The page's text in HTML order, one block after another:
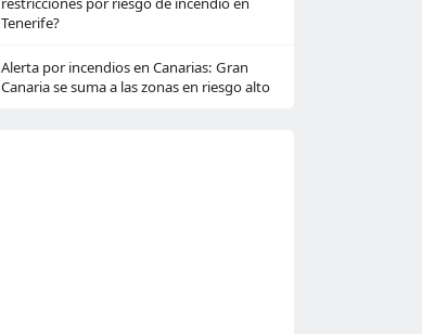
Tenerife?
Alerta por incendios en Canarias: Gran
Canaria se suma a las zonas en riesgo alto